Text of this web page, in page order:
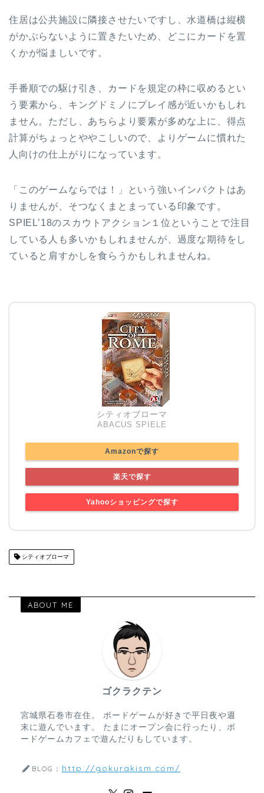
住居は公共施設に隣接させたいですし、水道橋は縦横
がかぶらないように置きたいため、どこにカードを置
くかが悩ましいです。
手番順での駆け引き、カードを規定の枠に収めるとい
う要素から、キングドミノにプレイ感が近いかもしれ
ません。ただし、あちらより要素が多めな上に、得点
計算がちょっとややこしいので、よりゲームに慣れた
人向けの仕上がりになっています。
「このゲームならでは！」という強いインパクトはあ
りませんが、そつなくまとまっている印象です。
SPIEL’18のスカウトアクション１位ということで注目
している人も多いかもしれませんが、過度な期待をし
ていると肩すかしを食らうかもしれませんね。
シティオブローマ
ABACUS SPIELE
Amazonで探す
楽天で探す
Yahooショッピングで探す
シティオブローマ
ABOUT ME
ゴクラクテン
宮城県石巻市在住。 ボードゲームが好きで平日夜や週
末に遊んでいます。 たまにオープン会に行ったり、ボ
ードゲームカフェで遊んだりもしています。
BLOG： http://gokurakism.com/